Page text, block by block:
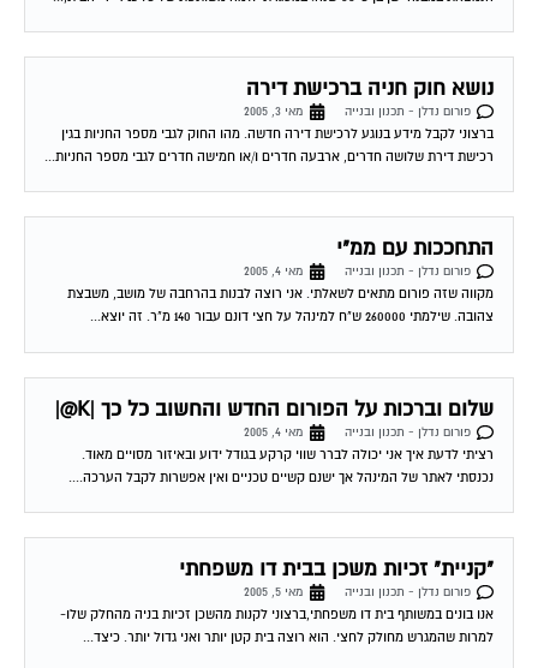
נושא חוק חניה ברכישת דירה
פורום נדלן - תכנון ובנייה
מאי 3, 2005
ברצוני לקבל מידע בנוגע לרכישת דירה חדשה. מהו החוק לגבי מספר החניות בגין
רכישת דירת שלושה חדרים, ארבעה חדרים ו/או חמישה חדרים לגבי מספר החניות...
התחככות עם ממ"י
פורום נדלן - תכנון ובנייה
מקווה שזה פורום מתאים לשאלתי. אני רוצה לבנות בהרחבה של מושב, משבצת
צהובה. שילמתי 260000 ש"ח למינהל על חצי דונם עבור 140 מ"ר. זה יוצא...
שלום וברכות על הפורום החדש והחשוב כל כך |K@|
פורום נדלן - תכנון ובנייה
מאי 4, 2005
רציתי לדעת איך אני יכולה לברר שווי קרקע בגודל ידוע ובאיזור מסויים מאוד.
נכנסתי לאתר של המינהל אך ישנם קשיים טכניים ואין אפשרות לקבל הערכה....
"קניית" זכיות משכן בבית דו משפחתי
פורום נדלן - תכנון ובנייה
מאי 5, 2005
אנו בונים במשותף בית דו משפחתי,ברצוני לקנות מהשכן זכיות בניה מהחלק שלו-
למרות שהמגרש מחולק לחצי. הוא רוצה בית קטן יותר ואני גדול יותר. כיצד...